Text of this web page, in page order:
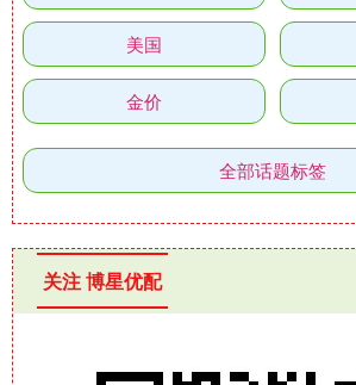
美国
金价
全部话题标签
关注 博星优配